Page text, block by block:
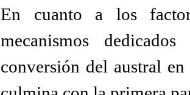
En cuanto a los
mecanismos
conversión del austral